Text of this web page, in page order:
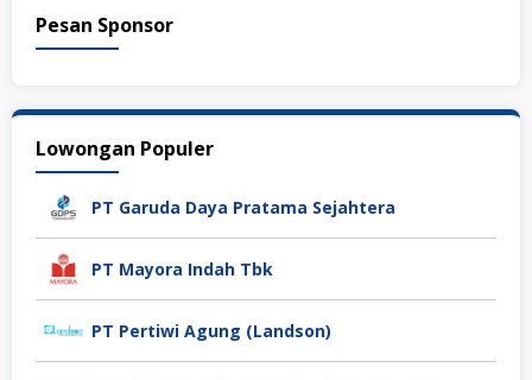
Pesan Sponsor
Lowongan Populer
PT Garuda Daya Pratama Sejahtera
PT Mayora Indah Tbk
PT Pertiwi Agung (Landson)